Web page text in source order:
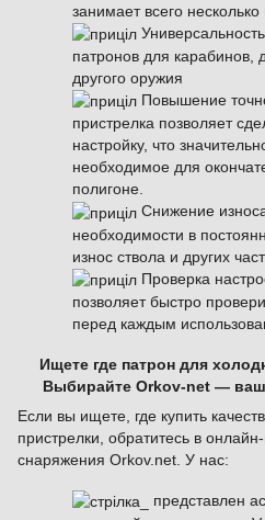
занимает всего несколько
патронов для карабинов,
другого оружия
Повышение
пристрелка позволяет
настройку, что
необходимое для
полигоне.
Снижение
необходимости в
износ ствола и других
Проверка
позволяет быстро
перед каждым
Ищете где патрон для
Выбирайте Orkov-net —
Если вы ищете, где купить
пристрелки, обратитесь в
снаряжения Orkov.net. У нас:
представлен